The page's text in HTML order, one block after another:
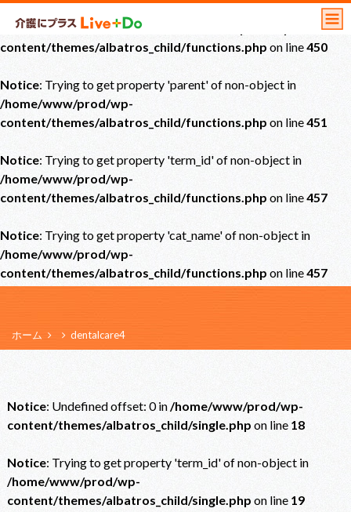
Notice: Undefined offset: 0 in
content/themes/albatros_child/functions.php on line450
Notice: Trying to get property 'parent' of non-object in
/home/www/prod/wp-
content/themes/albatros_child/functions.php on line451
Notice: Trying to get property 'term_id' of non-object in
/home/www/prod/wp-
content/themes/albatros_child/functions.php on line457
Notice: Trying to get property 'cat_name' of non-object in
/home/www/prod/wp-
content/themes/albatros_child/functions.php on line457
ホーム dentalcare4
Notice: Undefined offset: 0 in/home/www/prod/wp-
content/themes/albatros_child/single.php on line 18
Notice: Trying to get property 'term_id' of non-object in
/home/www/prod/wp-
content/themes/albatros_child/single.php on line 19